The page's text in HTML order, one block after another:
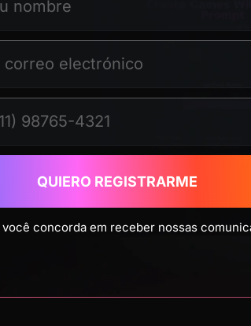
QUIERO REGISTRARME
concorda em receber nossas